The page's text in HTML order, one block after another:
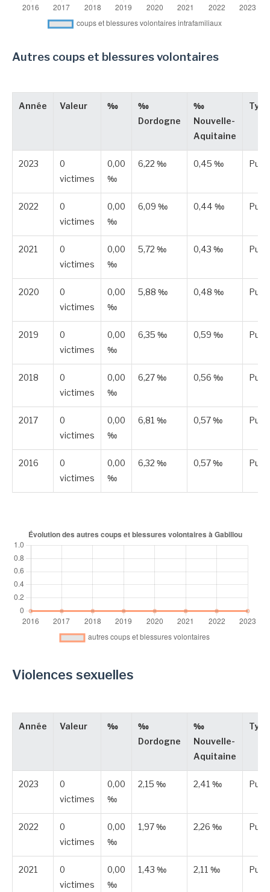
Autres coups et blessures volontaires
Année Valeur ‰
‰
Dordogne
‰
Nouvelle-
Aquitaine
Type
2023
0
victimes
0,00
‰
6,22 ‰ 0,45 ‰
2022
0
victimes
0,00
‰
6,09 ‰ 0,44 ‰
2021
0
victimes
0,00
‰
5,72 ‰ 0,43 ‰
2020
0
victimes
0,00
‰
5,88 ‰ 0,48 ‰
2019
0
victimes
0,00
‰
6,35 ‰ 0,59 ‰
2018
0
victimes
0,00
‰
6,27 ‰ 0,56 ‰
2017
0
victimes
0,00
‰
6,81 ‰ 0,57 ‰
2016
0
victimes
0,00
‰
6,32 ‰ 0,57 ‰
Violences sexuelles
Année Valeur ‰
‰
Dordogne
‰
Nouvelle-
Aquitaine
Type
2023
0
victimes
0,00
‰
2,15 ‰ 2,41 ‰
2022
0
victimes
0,00
‰
1,97 ‰ 2,26 ‰
2021
0
victimes
0,00
‰
1,43 ‰ 2,11 ‰